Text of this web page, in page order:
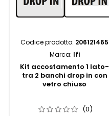
Codice prodotto: 206121465
Marca: Ifi
Kit accostamento 1 lato-
tra 2 banchi drop in con
vetro chiuso
(0)